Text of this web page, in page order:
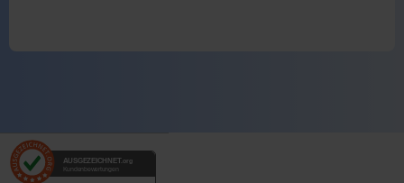
AUSGEZEICHNET .org
Kundenbewertungen